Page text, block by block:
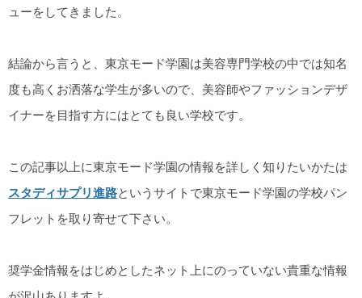
ューをしてきました。
結論から言うと、東京モード学園は美容専門学校の中では知名
度も高くお洒落な学生が多いので、美容師やファッションデザ
イナーを目指す方にはとても良い学校です。
この記事以上に東京モード学園の情報を詳しく知りたいかたは
スタディサプリ進路というサイトで東京モード学園の学校パン
フレットを取り寄せて下さい。
奨学金情報をはじめとしたネット上にのっていない貴重な情報